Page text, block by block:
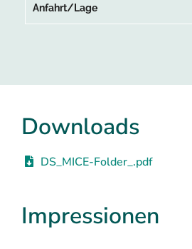
Anfahrt/Lage
Downloads
DS_MICE-Folder_.pdf
Impressionen